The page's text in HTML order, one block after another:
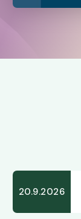
20.9.2026